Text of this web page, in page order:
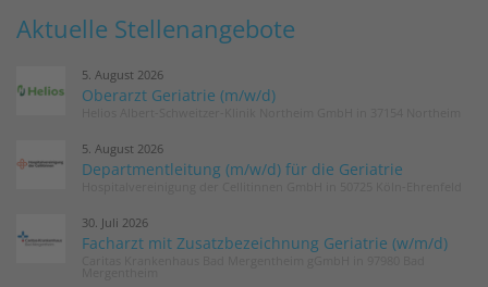
Aktuelle Stellenangebote
5. August 2026
Oberarzt Geriatrie (m/w/d)
5. August 2026
Departmentleitung (m/w/d) für die Geriatrie
30. Juli 2026
Facharzt mit Zusatzbezeichnung Geriatrie (w/m/d)